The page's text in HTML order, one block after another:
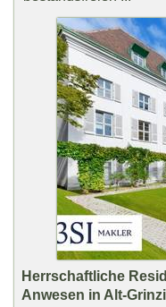
Herrschaftliche
Anwesen in Alt-